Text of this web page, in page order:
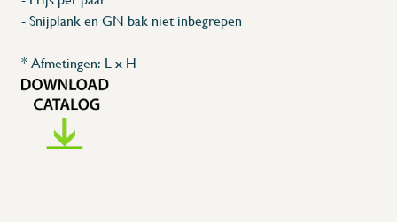
- Snijplank en GN bak niet inbegrepen
* Afmetingen: L x H